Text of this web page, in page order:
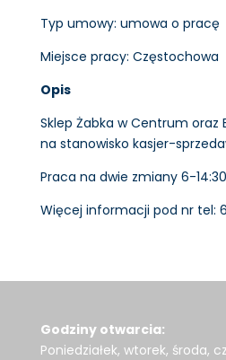
Typ umowy: umowa o pracę
Miejsce pracy: Częstochowa
Opis
Sklep Żabka w Centrum oraz
na stanowisko kasjer-
Praca na dwie zmiany 6-
Więcej informacji pod nr tel:
Godziny otwarcia:
Poniedziałek, wtorek, środa,